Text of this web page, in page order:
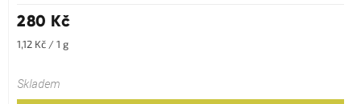
280 Kč
Měrná
1,12 Kč / 1 g
Skladem